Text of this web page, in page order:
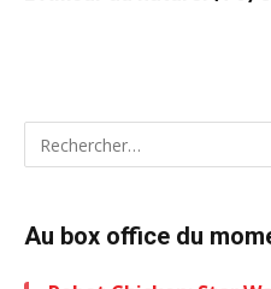
Au box office du